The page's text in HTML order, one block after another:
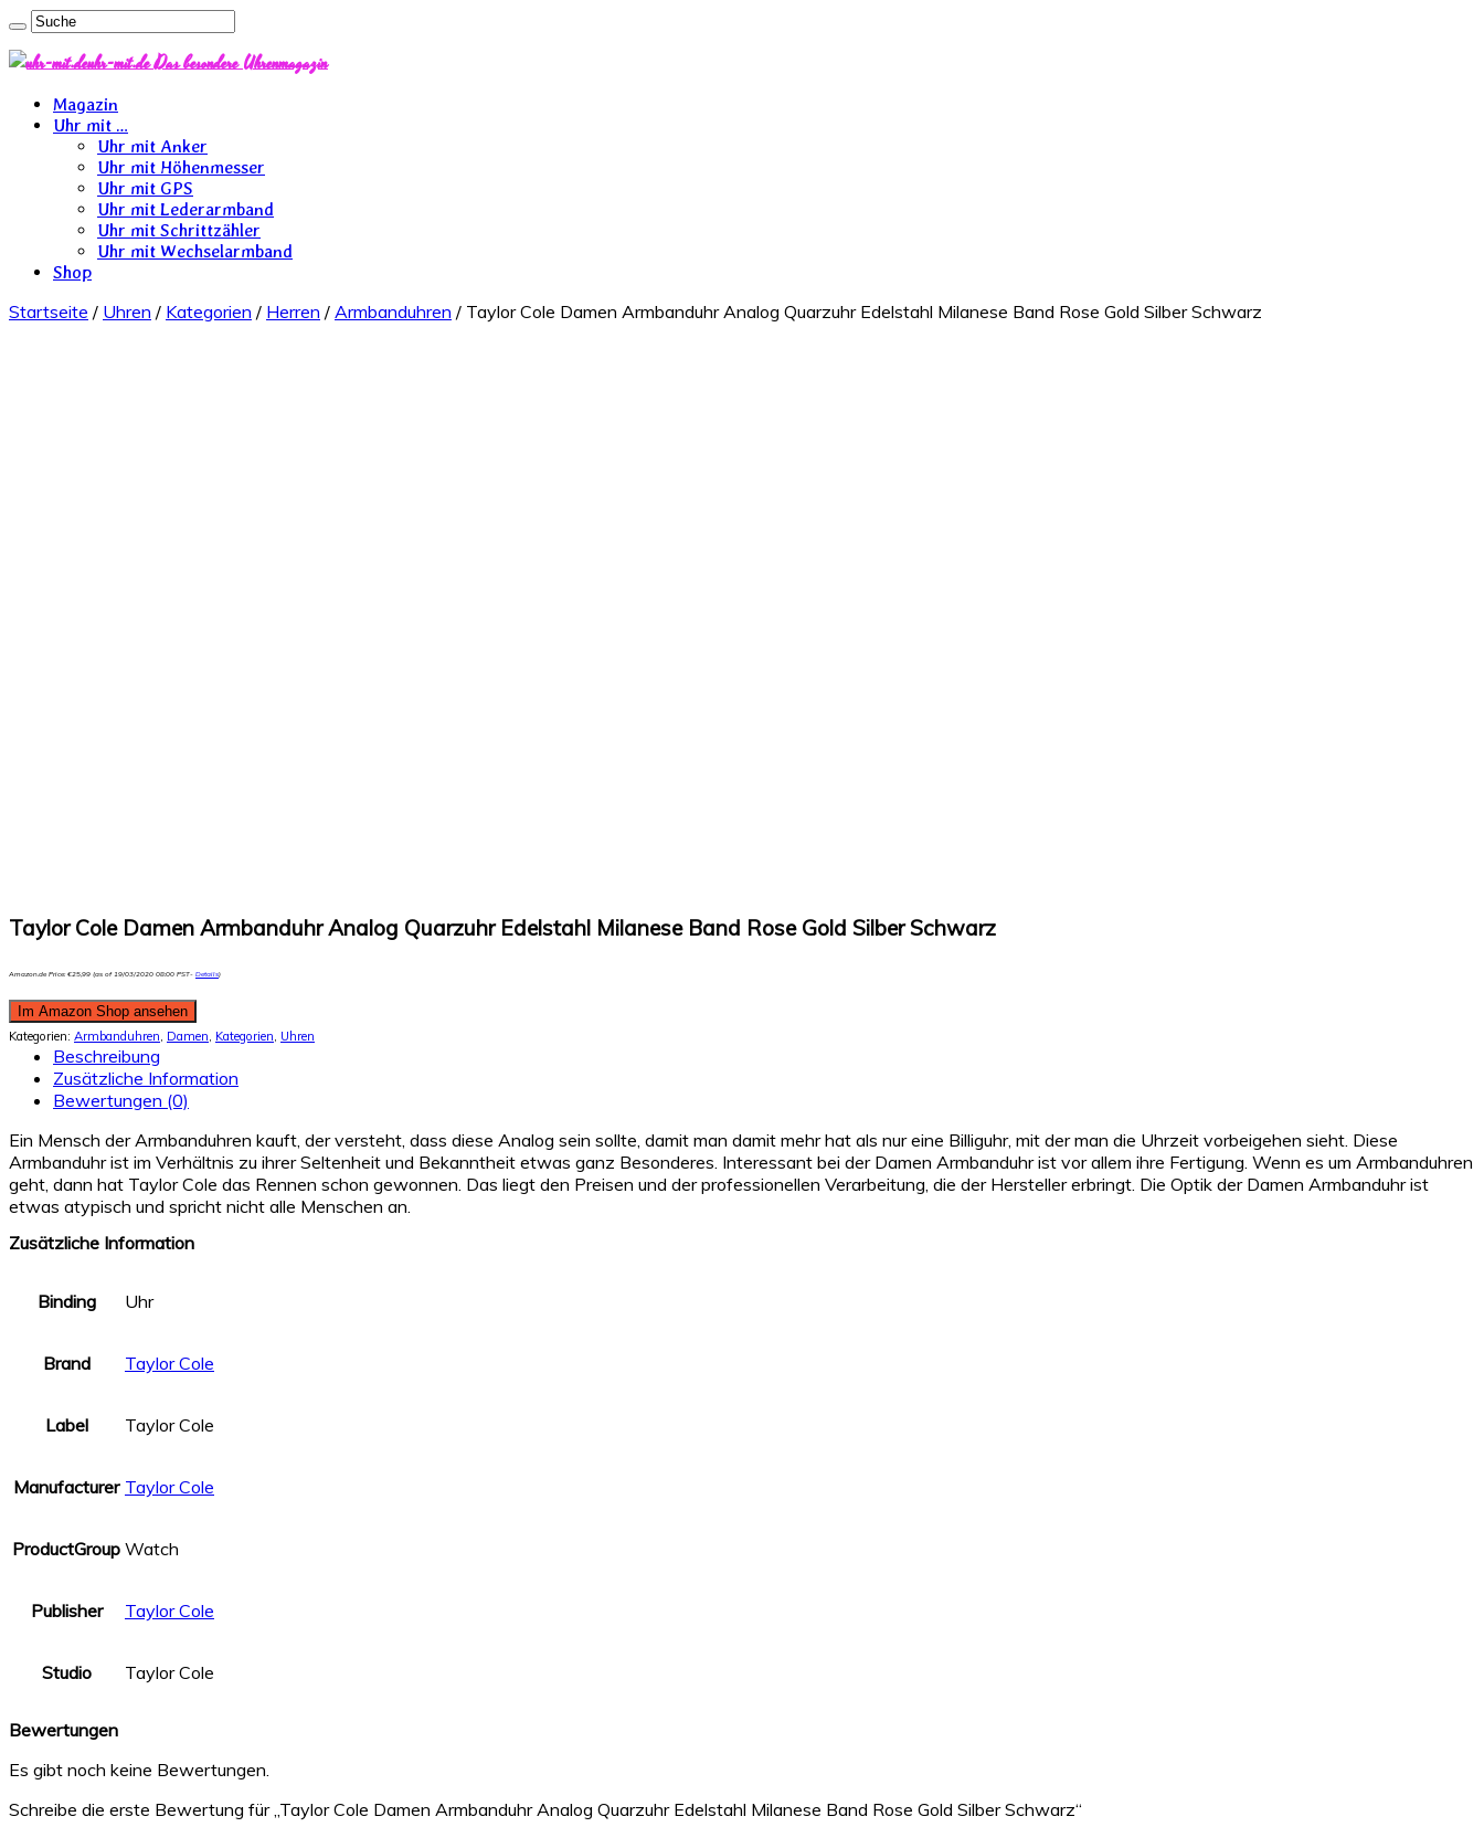
uhr-mit.de Das besondere Uhrenmagazin
Magazin
Uhr mit …
Uhr mit Anker
Uhr mit Höhenmesser
Uhr mit GPS
Uhr mit Lederarmband
Uhr mit Schrittzähler
Uhr mit Wechselarmband
Shop
Startseite / Uhren / Kategorien / Herren / Armbanduhren / Taylor Cole Damen Armbanduhr Analog Quarzuhr Edelstahl Milanese Band Rose Gold Silber Schwarz
Taylor Cole Damen Armbanduhr Analog Quarzuhr Edelstahl Milanese Band Rose Gold Silber Schwarz
Amazon.de Price:€25,99 (as of 19/03/2020 08:00 PST- Details)
Im Amazon Shop ansehen
Kategorien: Armbanduhren, Damen, Kategorien, Uhren
Beschreibung
Zusätzliche Information
Bewertungen (0)
Ein Mensch der Armbanduhren kauft, der versteht, dass diese Analog sein sollte, damit man damit mehr hat als nur eine Billiguhr, mit der man die Uhrzeit vorbeigehen sieht. Diese
Armbanduhr ist im Verhältnis zu ihrer Seltenheit und Bekanntheit etwas ganz Besonderes. Interessant bei der Damen Armbanduhr ist vor allem ihre Fertigung. Wenn es um Armbanduhren
geht, dann hat Taylor Cole das Rennen schon gewonnen. Das liegt den Preisen und der professionellen Verarbeitung, die der Hersteller erbringt. Die Optik der Damen Armbanduhr ist
etwas atypisch und spricht nicht alle Menschen an.
Zusätzliche Information
Binding Uhr
Brand Taylor Cole
Label Taylor Cole
Manufacturer Taylor Cole
ProductGroup Watch
Publisher Taylor Cole
Studio Taylor Cole
Bewertungen
Es gibt noch keine Bewertungen.
Schreibe die erste Bewertung für „Taylor Cole Damen Armbanduhr Analog Quarzuhr Edelstahl Milanese Band Rose Gold Silber Schwarz“